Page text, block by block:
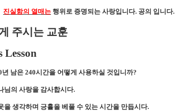
진실함의 열매는 행위로 증명되는 사랑입니다. 공의 입니다.
주시는 교훈
Lesson
년 남은 240시간을 어떻게 사용하실 것입니까?
님의 사랑을 감사합시다.
을 생각하며 긍휼을 베풀 수 있는 시간을 만듭시다.